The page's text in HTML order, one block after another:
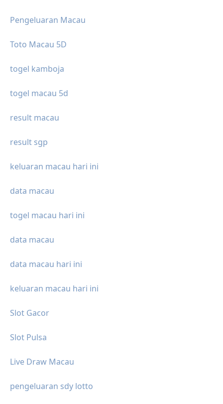
Pengeluaran Macau
Toto Macau 5D
togel kamboja
togel macau 5d
result macau
result sgp
keluaran macau hari ini
data macau
togel macau hari ini
data macau
data macau hari ini
keluaran macau hari ini
Slot Gacor
Slot Pulsa
Live Draw Macau
pengeluaran sdy lotto